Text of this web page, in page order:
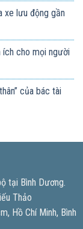
xe lưu động gần
cho mọi người
của bác tài
tại Bình Dương.
Thảo
Hồ Chí Minh, Bình